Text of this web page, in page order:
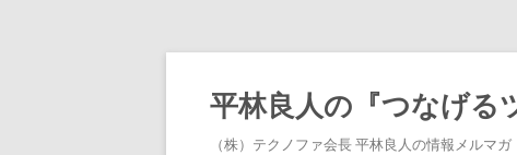
平林良人の『つなげる
（株）テクノファ会長 平林良人の情報メルマ